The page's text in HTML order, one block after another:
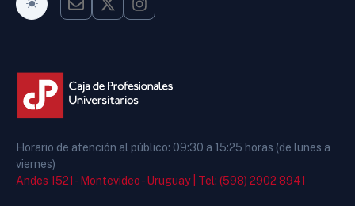
Modo Oscuro
Horario de atención al público: 09:30 a 15:25 horas (de lunes a
viernes)
Andes 1521 - Montevideo - Uruguay |
Tel: (598) 2902 8941